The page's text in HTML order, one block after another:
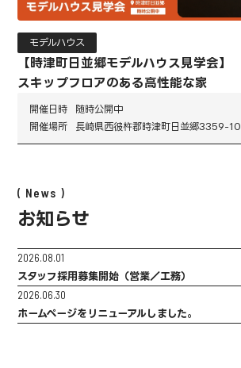
モデルハウス
【時津町日並郷モデルハウス見学会】
スキップフロアのある高性能な家
開催日時
随時公開中
開催場所
長崎県西彼杵郡時津町日並郷3359-10
News
お知らせ
2026.08.01
スタッフ採用募集開始（営業／工務）
2026.06.30
ホームページをリニューアルしました。